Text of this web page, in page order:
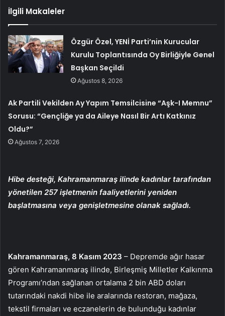
İlgili Makaleler
Özgür Özel, YENİ Parti’nin Kurucular
Kurulu Toplantısında Oy Birliğiyle Genel
Başkan Seçildi
Ağustos 8, 2026
Ak Partili Vekilden Ay Yapım Temsilcisine “Aşk-I Memnu”
Sorusu: “Gençliğe ya da Aileye Nasıl Bir Artı Katkınız
Oldu?”
Ağustos 7, 2026
Hibe desteği, Kahramanmaraş ilinde kadınlar tarafından
yönetilen 257 işletmenin faaliyetlerini yeniden
başlatmasına veya genişletmesine olanak sağladı.
Kahramanmaraş, 8 Kasım 2023 – Depremde ağır hasar
gören Kahramanmaraş ilinde, Birleşmiş Milletler Kalkınma
Programı’ndan sağlanan ortalama 2 bin ABD doları
tutarındaki nakdi hibe ile aralarında restoran, mağaza,
tekstil firmaları ve eczanelerin de bulunduğu kadınlar